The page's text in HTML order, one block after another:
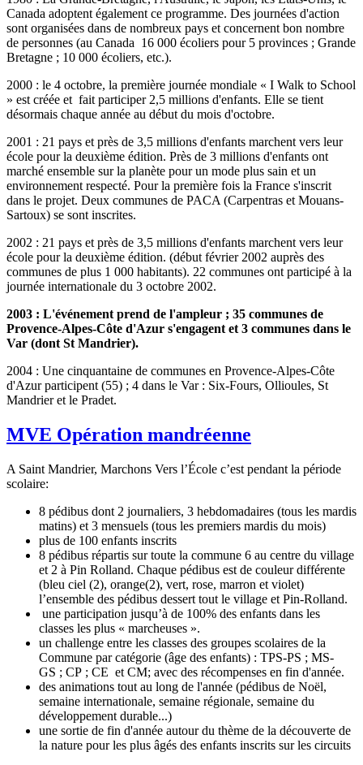
Canada adoptent également ce programme. Des journées d'action
sont organisées dans de nombreux pays et concernent bon nombre
de personnes (au Canada 16 000 écoliers pour 5 provinces ; Grande
Bretagne ; 10 000 écoliers, etc.).
2000 : le 4 octobre, la première journée mondiale « I Walk to School
» est créée et fait participer 2,5 millions d'enfants. Elle se tient
désormais chaque année au début du mois d'octobre.
2001 : 21 pays et près de 3,5 millions d'enfants marchent vers leur
école pour la deuxième édition. Près de 3 millions d'enfants ont
marché ensemble sur la planète pour un mode plus sain et un
environnement respecté. Pour la première fois la France s'inscrit
dans le projet. Deux communes de PACA (Carpentras et Mouans-
Sartoux) se sont inscrites.
2002 : 21 pays et près de 3,5 millions d'enfants marchent vers leur
école pour la deuxième édition. (début février 2002 auprès des
communes de plus 1 000 habitants). 22 communes ont participé à la
journée internationale du 3 octobre 2002.
2003 : L'événement prend de l'ampleur ; 35 communes de
Provence-Alpes-Côte d'Azur s'engagent et 3 communes dans le
Var (dont St Mandrier).
2004 : Une cinquantaine de communes en Provence-Alpes-Côte
d'Azur participent (55) ; 4 dans le Var : Six-Fours, Ollioules, St
Mandrier et le Pradet.
MVE Opération mandréenne
A Saint Mandrier, Marchons Vers l’École c’est pendant la période
scolaire:
8 pédibus dont 2 journaliers, 3 hebdomadaires (tous les mardis
matins) et 3 mensuels (tous les premiers mardis du mois)
plus de 100 enfants inscrits
8 pédibus répartis sur toute la commune 6 au centre du village
et 2 à Pin Rolland. Chaque pédibus est de couleur différente
(bleu ciel (2), orange(2), vert, rose, marron et violet)
l’ensemble des pédibus dessert tout le village et Pin-Rolland.
une participation jusqu’à de 100% des enfants dans les
classes les plus « marcheuses ».
un challenge entre les classes des groupes scolaires de la
Commune par catégorie (âge des enfants) : TPS-PS ; MS-
GS ; CP ; CE et CM; avec des récompenses en fin d'année.
des animations tout au long de l'année (pédibus de Noël,
semaine internationale, semaine régionale, semaine du
développement durable...)
une sortie de fin d'année autour du thème de la découverte de
la nature pour les plus âgés des enfants inscrits sur les circuits